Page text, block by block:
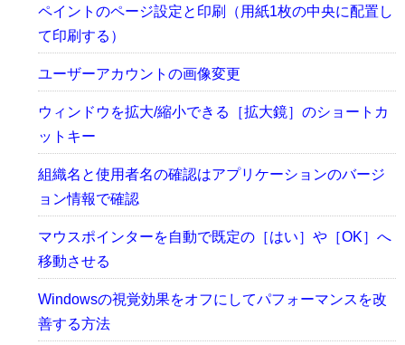
ペイントのページ設定と印刷（用紙1枚の中央に配置し
て印刷する）
ユーザーアカウントの画像変更
ウィンドウを拡大/縮小できる［拡大鏡］のショートカ
ットキー
組織名と使用者名の確認はアプリケーションのバージ
ョン情報で確認
マウスポインターを自動で既定の［はい］や［OK］へ
移動させる
Windowsの視覚効果をオフにしてパフォーマンスを改
善する方法